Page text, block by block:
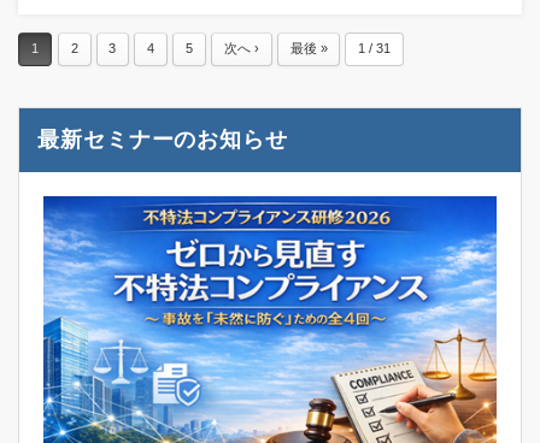
1 2 3 4 5 次へ › 最後 » 1 / 31
最新セミナーのお知らせ